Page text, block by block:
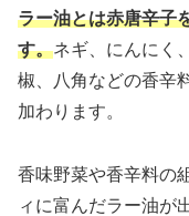
ラー油とは赤唐辛子
す。ネギ、にんにく
椒、八角などの香辛
加わります。
香味野菜や香辛料の
ィに富んだラー油が